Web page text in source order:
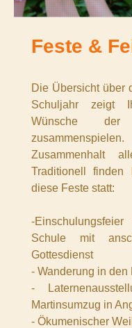
Feste &
Die Übersicht über
Schuljahr zeigt
Wünsche
Zusammenhalt
Traditionell
diese Feste statt:
-
Schule mit
Gottesdienst
- Wanderung in
-
Martinsumzug in
- Ökumenischer